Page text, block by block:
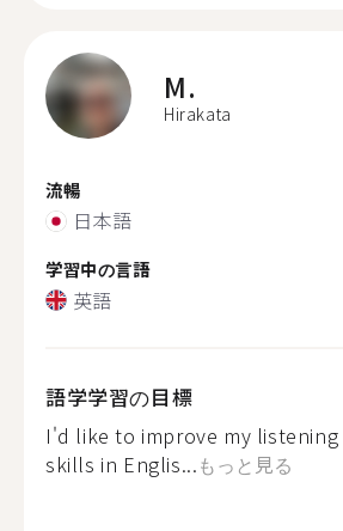
M.
Hirakata
流暢
日本語
学習中の言語
英語
語学学習の目標
I'd like to improve my listening
skills in Englis...もっと見る